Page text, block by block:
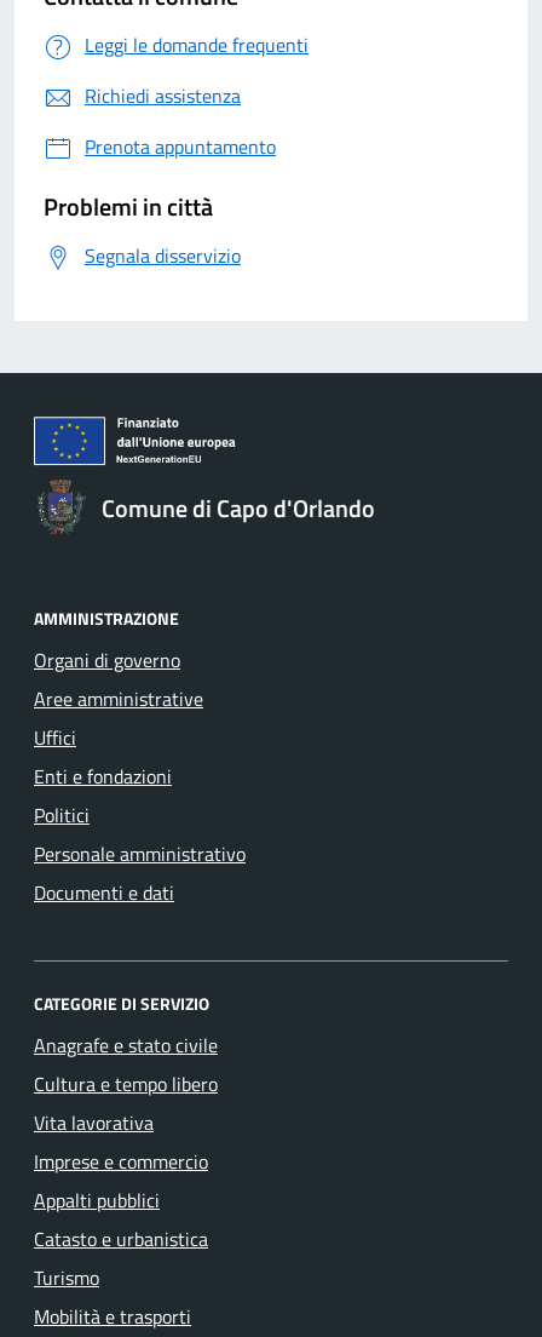
Leggi le domande frequenti
Richiedi assistenza
Prenota appuntamento
Problemi in città
Segnala disservizio
Comune di Capo d'Orlando
AMMINISTRAZIONE
Organi di governo
Aree amministrative
Uffici
Enti e fondazioni
Politici
Personale amministrativo
Documenti e dati
CATEGORIE DI SERVIZIO
Anagrafe e stato civile
Cultura e tempo libero
Vita lavorativa
Imprese e commercio
Appalti pubblici
Catasto e urbanistica
Turismo
Mobilità e trasporti